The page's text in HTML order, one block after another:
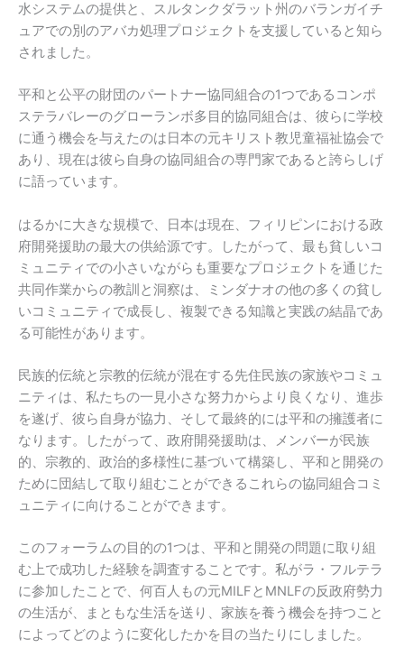
水システムの提供と、スルタンクダラット州のバランガイチ
ュアでの別のアバカ処理プロジェクトを支援していると知ら
されました。
平和と公平の財団のパートナー協同組合の1つであるコンポ
ステラバレーのグローランボ多目的協同組合は、彼らに学校
に通う機会を与えたのは日本の元キリスト教児童福祉協会で
あり、現在は彼ら自身の協同組合の専門家であると誇らしげ
に語っています。
はるかに大きな規模で、日本は現在、フィリピンにおける政
府開発援助の最大の供給源です。したがって、最も貧しいコ
ミュニティでの小さいながらも重要なプロジェクトを通じた
共同作業からの教訓と洞察は、ミンダナオの他の多くの貧し
いコミュニティで成長し、複製できる知識と実践の結晶であ
る可能性があります。
民族的伝統と宗教的伝統が混在する先住民族の家族やコミュ
ニティは、私たちの一見小さな努力からより良くなり、進歩
を遂げ、彼ら自身が協力、そして最終的には平和の擁護者に
なります。したがって、政府開発援助は、メンバーが民族
的、宗教的、政治的多様性に基づいて構築し、平和と開発の
ために団結して取り組むことができるこれらの協同組合コミ
ュニティに向けることができます。
このフォーラムの目的の1つは、平和と開発の問題に取り組
む上で成功した経験を調査することです。私がラ・フルテラ
に参加したことで、何百人もの元MILFとMNLFの反政府勢力
の生活が、まともな生活を送り、家族を養う機会を持つこと
によってどのように変化したかを目の当たりにしました。